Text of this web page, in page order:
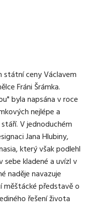
státní ceny Václavem
Fráni Šrámka.
byla napsána v roce
nejlépe a
V jednoduchém
Jana Hlubiny,
který však podlehl
sebe kladené a uvízl v
naděje navazuje
měštácké představě o
řešení života